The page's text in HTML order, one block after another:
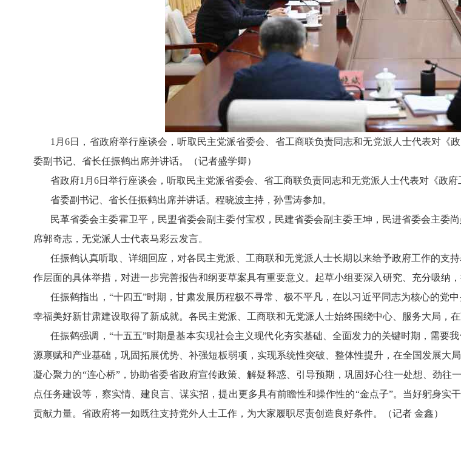
1月6日，省政府举行座谈会，听取民主党派省委会、省工商联负责同志和无党派人士代表对《
委副书记、省长任振鹤出席并讲话。（记者盛学卿）
省政府1月6日举行座谈会，听取民主党派省委会、省工商联负责同志和无党派人士代表对《政
省委副书记、省长任振鹤出席并讲话。程晓波主持，孙雪涛参加。
民革省委会主委霍卫平，民盟省委会副主委付宝权，民建省委会副主委王坤，民进省委会主委
席郭奇志，无党派人士代表马彩云发言。
任振鹤认真听取、详细回应，对各民主党派、工商联和无党派人士长期以来给予政府工作的支
作层面的具体举措，对进一步完善报告和纲要草案具有重要意义。起草小组要深入研究、充分吸纳
任振鹤指出， “十四五”时期，甘肃发展历程极不寻常、极不平凡，在以习近平同志为核心的党
幸福美好新甘肃建设取得了新成就。各民主党派、工商联和无党派人士始终围绕中心、服务大局，
任振鹤强调， “十五五”时期是基本实现社会主义现代化夯实基础、全面发力的关键时期，需要
源禀赋和产业基础，巩固拓展优势、补强短板弱项，实现系统性突破、整体性提升，在全国发展
凝心聚力的“连心桥”，协助省委省政府宣传政策、解疑释惑、引导预期，巩固好心往一处想、劲往
点任务建设等，察实情、建良言、谋实招，提出更多具有前瞻性和操作性的“金点子”。当好躬身
贡献力量。省政府将一如既往支持党外人士工作，为大家履职尽责创造良好条件。（记者 金鑫）